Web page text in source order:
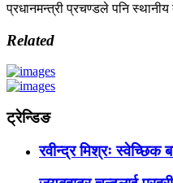
प्रधानमन्त्री प्रचण्डले पनि
Related
ट्रेन्डिङ
रवीन्द्र मिश्रः स्वेच्छिक